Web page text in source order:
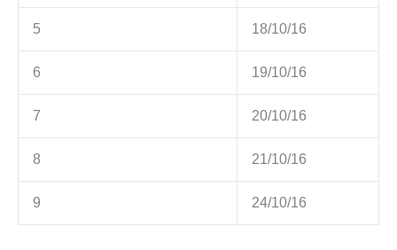
5 18/10/16
6 19/10/16
7 20/10/16
8 21/10/16
9 24/10/16